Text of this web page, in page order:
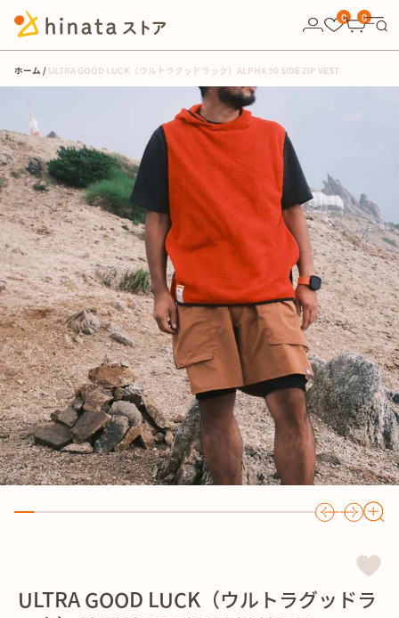
0
0
ホーム ULTRA GOOD LUCK（ウルトラグッドラック）ALPHA 90 SIDE ZIP VEST
ULTRA GOOD LUCK（ウルトラグッドラ